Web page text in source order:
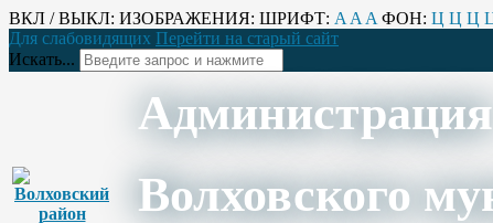
ВКЛ / ВЫКЛ: ИЗОБРАЖЕНИЯ: ШРИФТ: A A A ФОН: Ц Ц Ц
Для слабовидящих Перейти на старый сайт
Искать...
Администрация
Волховского